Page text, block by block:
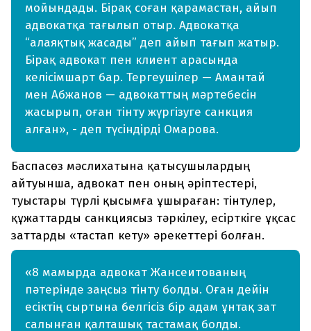
мойындады. Бірақ соған қарамастан, айып
адвокатқа тағылып отыр. Адвокатқа
“алаяқтық жасады” деп айып тағып жатыр.
Бірақ адвокат пен клиент арасында
келісімшарт бар. Тергеушілер — Амантай
мен Абжанов — адвокаттың мәртебесін
жасырып, оған тінту жүргізуге санкция
алған», - деп түсіндірді Омарова.
Баспасөз мәслихатына қатысушылардың
айтуынша, адвокат пен оның әріптестері,
туыстары түрлі қысымға ұшыраған: тінтулер,
құжаттарды санкциясыз тәркілеу, есірткіге ұқсас
заттарды «тастап кету» әрекеттері болған.
«8 мамырда адвокат Жансеитованың
пәтерінде заңсыз тінту болды. Оған дейін
есіктің сыртына белгісіз бір адам ұнтақ зат
салынған қалташық тастамақ болды.